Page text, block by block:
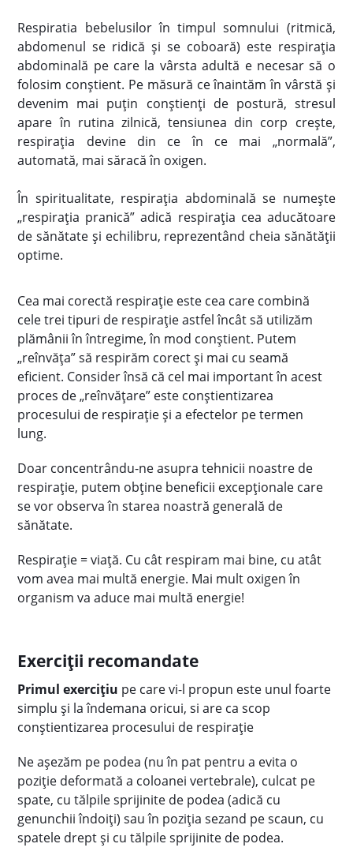
Respiratia bebelusilor în timpul somnului (ritmică,
abdomenul se ridică și se coboară) este respirația
abdominală pe care la vârsta adultă e necesar să o
folosim conștient. Pe măsură ce înaintăm în vârstă și
devenim mai puțin conștienți de postură, stresul
apare în rutina zilnică, tensiunea din corp crește,
respirația devine din ce în ce mai „normală”,
automată, mai săracă în oxigen.
În spiritualitate, respirația abdominală se numește
„respirația pranică” adică respirația cea aducătoare
de sănătate și echilibru, reprezentând cheia sănătății
optime.
Cea mai corectă respirație este cea care combină
cele trei tipuri de respirație astfel încât să utilizăm
plămânii în întregime, în mod conștient. Putem
„reînvăța” să respirăm corect și mai cu seamă
eficient. Consider însă că cel mai important în acest
proces de „reînvățare” este conștientizarea
procesului de respirație și a efectelor pe termen
lung.
Doar concentrându-ne asupra tehnicii noastre de
respirație, putem obține beneficii excepționale care
se vor observa în starea noastră generală de
sănătate.
Respirație = viață. Cu cât respiram mai bine, cu atât
vom avea mai multă energie. Mai mult oxigen în
organism va aduce mai multă energie!
Exerciții recomandate
Primul exercițiu pe care vi-l propun este unul foarte
simplu și la îndemana oricui, si are ca scop
conștientizarea procesului de respirație
Ne așezăm pe podea (nu în pat pentru a evita o
poziție deformată a coloanei vertebrale), culcat pe
spate, cu tălpile sprijinite de podea (adică cu
genunchii îndoiți) sau în poziția sezand pe scaun, cu
spatele drept și cu tălpile sprijinite de podea.